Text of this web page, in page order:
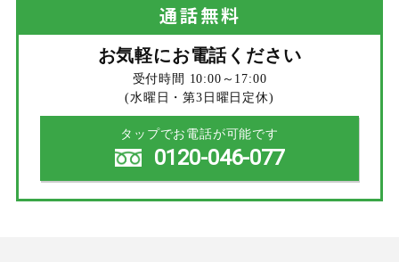
通話無料
お気軽にお電話ください
受付時間 10:00～17:00
(水曜日・第3日曜日定休)
タップでお電話が可能です
0120-046-077